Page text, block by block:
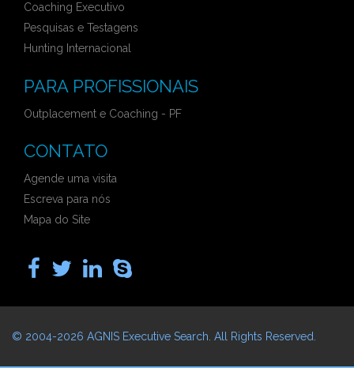
Coaching Executivo
Pesquisas e Testagens
Hunting Internacional
PARA PROFISSIONAIS
Outplacement e Coaching - PF
CONTATO
Agende uma visita
Escreva para nós
Mapa do Site
© 2004-2026 AGNIS Executive Search . All Rights Reserved.